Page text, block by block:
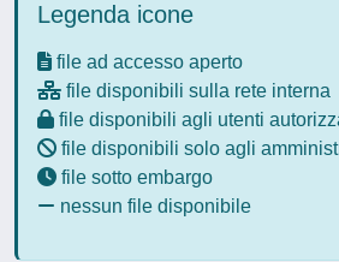
Legenda icone
file ad accesso aperto
file disponibili sulla rete interna
file disponibili agli utenti
file disponibili solo agli
file sotto embargo
nessun file disponibile